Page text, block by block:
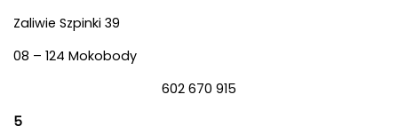
Zaliwie Szpinki 39
08 – 124 Mokobody
602 670 915
5